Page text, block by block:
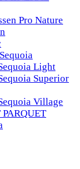
Pro Nature
Light
Superior
Village